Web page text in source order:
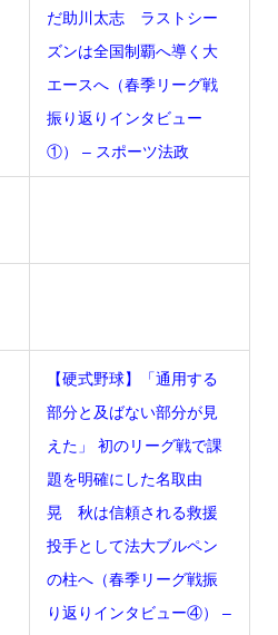
だ助川太志 ラストシー
ズンは全国制覇へ導く大
エースへ（春季リーグ戦
振り返りインタビュー
①） – スポーツ法政
【硬式野球】「通用する
部分と及ばない部分が見
えた」 初のリーグ戦で課
題を明確にした名取由
晃 秋は信頼される救援
投手として法大ブルペン
の柱へ（春季リーグ戦振
り返りインタビュー④） –